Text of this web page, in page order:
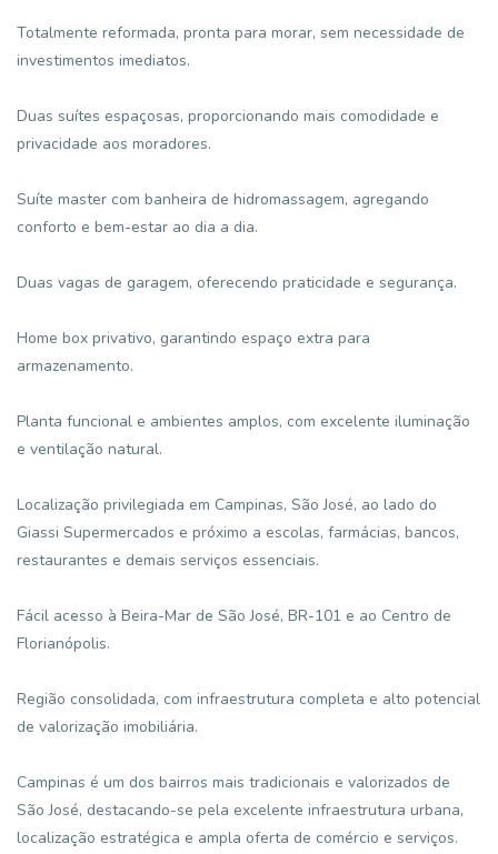
Totalmente reformada, pronta para morar, sem necessidade de
investimentos imediatos.
Duas suítes espaçosas, proporcionando mais comodidade e
privacidade aos moradores.
Suíte master com banheira de hidromassagem, agregando
conforto e bem-estar ao dia a dia.
Duas vagas de garagem, oferecendo praticidade e segurança.
Home box privativo, garantindo espaço extra para
armazenamento.
Planta funcional e ambientes amplos, com excelente iluminação
e ventilação natural.
Localização privilegiada em Campinas, São José, ao lado do
Giassi Supermercados e próximo a escolas, farmácias, bancos,
restaurantes e demais serviços essenciais.
Fácil acesso à Beira-Mar de São José, BR-101 e ao Centro de
Florianópolis.
Região consolidada, com infraestrutura completa e alto potencial
de valorização imobiliária.
Campinas é um dos bairros mais tradicionais e valorizados de
São José, destacando-se pela excelente infraestrutura urbana,
localização estratégica e ampla oferta de comércio e serviços.